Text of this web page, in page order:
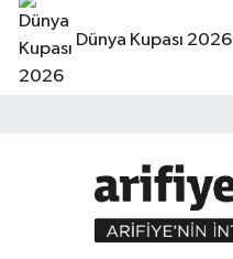
Dünya Kupası 2026